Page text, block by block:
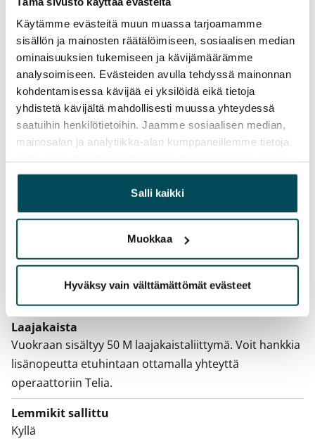
Käytämme evästeitä muun muassa tarjoamamme
sisällön ja mainosten räätälöimiseen, sosiaalisen median
ominaisuuksien tukemiseen ja kävijämäärämme
analysoimiseen. Evästeiden avulla tehdyssä mainonnan
kohdentamisessa kävijää ei yksilöidä eikä tietoja
yhdistetä kävijältä mahdollisesti muussa yhteydessä
saatuihin henkilötietoihin. Jaamme sosiaalisen median,
mainosalan ja analytiikka-alan kumppaneillemme tietoja
yhdistää näitä tietoja muihin tietoihin, joita olet antanut
heille tai joita on kerätty, kun olet käyttänyt heidän
palvelujaan.
Salli kaikki
Muokkaa
Hyväksy vain välttämättömät evästeet
0 €, (yrityksille min. 1 kk vuokra)
Vuokrasopimus
Toistaiseksi voimassa oleva, minimi asumisaika
12 kk
Irtisanomis­mahdollisuus
12 kk vuokrasopimuksesta tai sopimussakolla
Pakollinen, ei sisälly vuokraan
Sähkömaksu
Laajakaista
Vuokraan sisältyy 50 M laajakaistaliittymä. Voit hankkia
lisänopeutta etuhintaan ottamalla yhteyttä
operaattoriin Telia.
Lemmikit sallittu
Kyllä